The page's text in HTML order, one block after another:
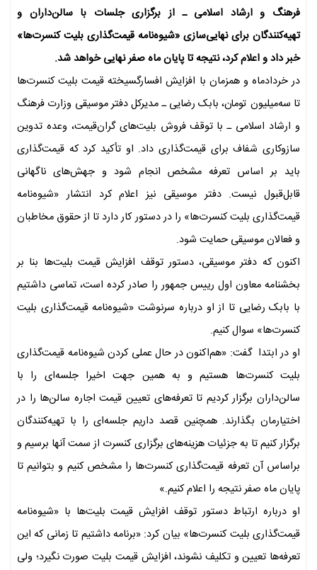
فرهنگ و ارشاد اسلامی ـ از برگزاری جلسات با سالن‌داران و
تهیه‌کنندگان برای نهایی‌سازی «شیوه‌نامه قیمت‌گذاری بلیت کنسرت‌ها»
خبر داد و اعلام کرد، نتیجه تا پایان ماه صفر نهایی خواهد شد.
در خردادماه و همزمان با افزایش افسارگسیخته قیمت بلیت کنسرت‌ها
تا سه‌میلیون تومان، بابک رضایی ـ مدیرکل دفتر موسیقی وزارت فرهنگ
و ارشاد اسلامی ـ با توقف فروش بلیت‌های گران‌قیمت، وعده تدوین
سازوکاری شفاف برای قیمت‌گذاری داد. او تأکید کرد که قیمت‌گذاری
باید بر اساس تعرفه مشخص انجام شود و جهش‌های ناگهانی
قابل‌قبول نیست. دفتر موسیقی نیز اعلام کرد انتشار «شیوه‌نامه
قیمت‌گذاری بلیت کنسرت‌ها» را در دستور کار دارد تا از حقوق مخاطبان
و فعالان موسیقی حمایت شود.
اکنون که دفتر موسیقی، دستور توقف افزایش قیمت بلیت‌ها بنا بر
بخشنامه معاون اول رییس جمهور را صادر کرده است، تماسی داشتیم
با بابک رضایی تا از او درباره سرنوشت «شیوه‌نامه قیمت‌گذاری بلیت
کنسرت‌ها» سوال کنیم.
او در ابتدا گفت: «هم‌اکنون در حال عملی کردن شیوه‌نامه قیمت‌گذاری
بلیت کنسرت‌ها هستیم و به همین جهت اخیرا جلسه‌ای را با
سالن‌داران برگزار کردیم تا تعرفه‌های تعیین قیمت اجاره سالن‌ها را در
اختیارمان بگذارند. همچنین قصد داریم جلسه‌ای را با تهیه‌کنندگان
برگزار کنیم تا به جزئیات هزینه‌های برگزاری کنسرت از سمت آنها برسیم و
براساس آن تعرفه قیمت‌گذاری کنسرت‌ها را مشخص کنیم و بتوانیم تا
پایان ماه صفر نتیجه را اعلام کنیم.»
او درباره ارتباط دستور توقف افزایش قیمت بلیت‌ها با «شیوه‌نامه
قیمت‌گذاری بلیت کنسرت‌ها» بیان کرد: «برنامه داشتیم تا زمانی که این
تعرفه‌ها تعیین و تکلیف نشوند، افزایش قیمت بلیت صورت نگیرد؛ ولی